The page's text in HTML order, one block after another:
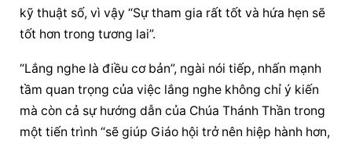
kỹ thuật số, vì vậy “Sự tham gia rất tốt và hứa hẹn sẽ
tốt hơn trong tương lai”.
“Lắng nghe là điều cơ bản”, ngài nói tiếp, nhấn mạnh
tầm quan trọng của việc lắng nghe không chỉ ý kiến ​​
mà còn cả sự hướng dẫn của Chúa Thánh Thần trong
một tiến trình “sẽ giúp Giáo hội trở nên hiệp hành hơn,